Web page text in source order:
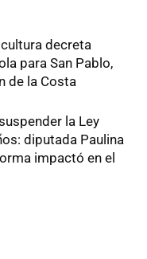
decreta
para San Pablo,
de la Costa
la Ley
diputada Paulina
impactó en el